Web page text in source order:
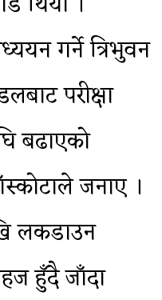
गर्ने त्रिभुवन
परीक्षा
बढाएको
जनाए ।
लकडाउन
हुँदै जाँदा